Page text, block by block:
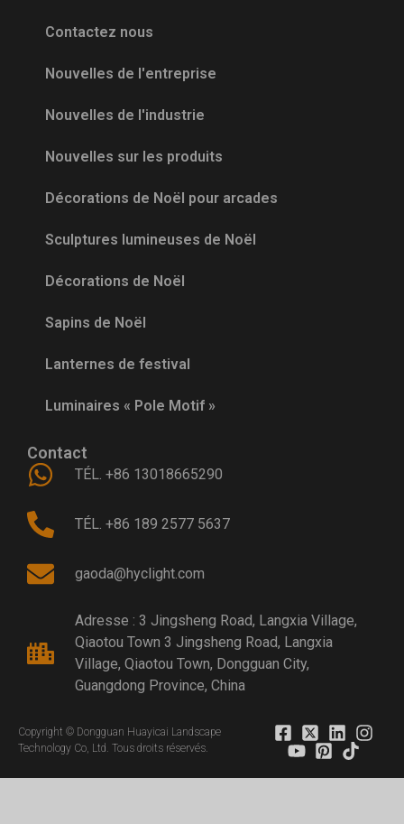
Contactez nous
Nouvelles de l'entreprise
Nouvelles de l'industrie
Nouvelles sur les produits
Décorations de Noël pour arcades
Sculptures lumineuses de Noël
Décorations de Noël
Sapins de Noël
Lanternes de festival
Luminaires « Pole Motif »
Contact
TÉL. +86 13018665290
TÉL. +86 189 2577 5637
gaoda@hyclight.com
Adresse : 3 Jingsheng Road, Langxia Village,
Qiaotou Town 3 Jingsheng Road, Langxia
Village, Qiaotou Town, Dongguan City,
Guangdong Province, China
Copyright © Dongguan Huayicai Landscape
Technology Co, Ltd. Tous droits réservés.